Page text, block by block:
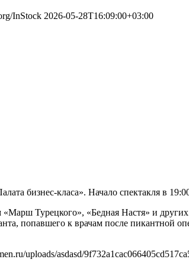
InStock 2026-05-28T16:09:00+03:00
бизнес-класа». Начало спектакля в
Турецкого», «Бедная Настя» и других.
попавшего к врачам после пикантной
uploads/asdasd/